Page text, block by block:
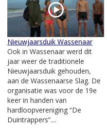
Nieuwjaarsduik Wassenaar
Ook in Wassenaar werd dit
jaar weer de traditionele
Nieuwjaarsduik gehouden,
aan de Wassenaarse Slag. De
organisatie was voor de 19e
keer in handen van
hardloopvereniging “De
Duintrappers”....